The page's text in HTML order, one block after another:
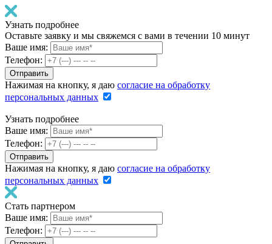
Узнать подробнее
Оставьте заявку и мы свяжемся с вами в течении 10 минут
Ваше имя:
Телефон:
Нажимая на кнопку, я даю согласие на обработку
персональных данных
Узнать подробнее
Ваше имя:
Телефон:
Нажимая на кнопку, я даю согласие на обработку
персональных данных
Стать партнером
Ваше имя:
Телефон: